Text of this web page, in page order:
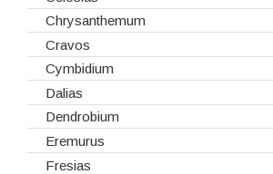
Madeiras
Spray
Tabuleiros/Bases
Telas/Tecidos
Vidros
Chrysanthemum
Cravos
Cymbidium
Dalias
Dendrobium
Eremurus
Fresias